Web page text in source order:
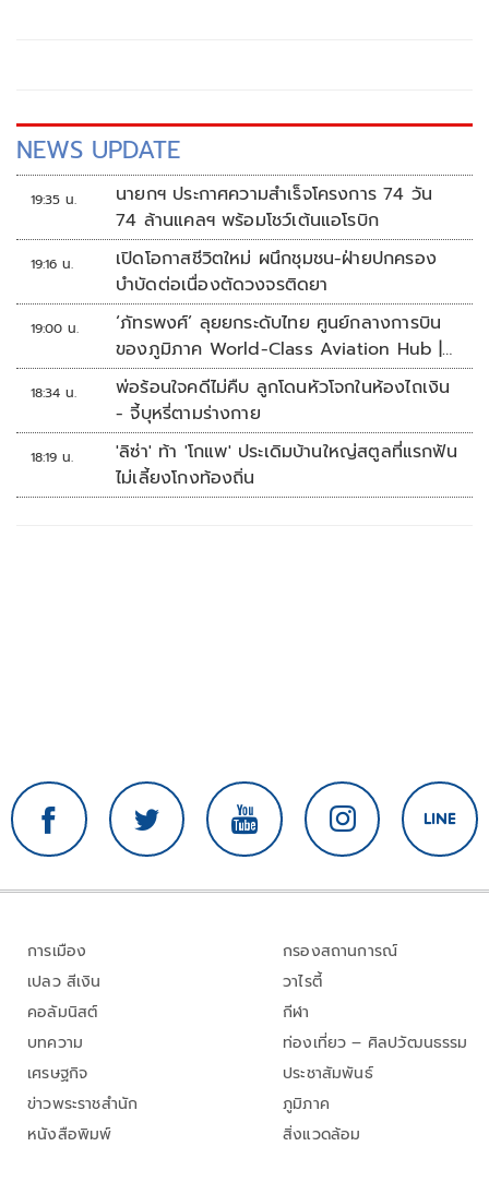
NEWS UPDATE
19:35 น.
นายกฯ ประกาศความสำเร็จโครงการ 74 วัน
74 ล้านแคลฯ พร้อมโชว์เต้นแอโรบิก
19:16 น.
เปิดโอกาสชีวิตใหม่ ผนึกชุมชน-ฝ่ายปกครอง
บำบัดต่อเนื่องตัดวงจรติดยา
19:00 น.
‘ภัทรพงศ์’ ลุยยกระดับไทย ศูนย์กลางการบิน
ของภูมิภาค World-Class Aviation Hub |
ห้องข่าวไทยโพสต์สุดสัปดาห์
18:34 น.
พ่อร้อนใจคดีไม่คืบ ลูกโดนหัวโจกในห้องไถเงิน
- จี้บุหรี่ตามร่างกาย
18:19 น.
'ลิซ่า' ท้า 'โกแพ' ประเดิมบ้านใหญ่สตูลที่แรกฟัน
ไม่เลี้ยงโกงท้องถิ่น
การเมือง
เปลว สีเงิน
คอลัมนิสต์
บทความ
เศรษฐกิจ
ข่าวพระราชสำนัก
หนังสือพิมพ์
กรองสถานการณ์
วาไรตี้
กีฬา
ท่องเที่ยว – ศิลปวัฒนธรรม
ประชาสัมพันธ์
ภูมิภาค
สิ่งแวดล้อม